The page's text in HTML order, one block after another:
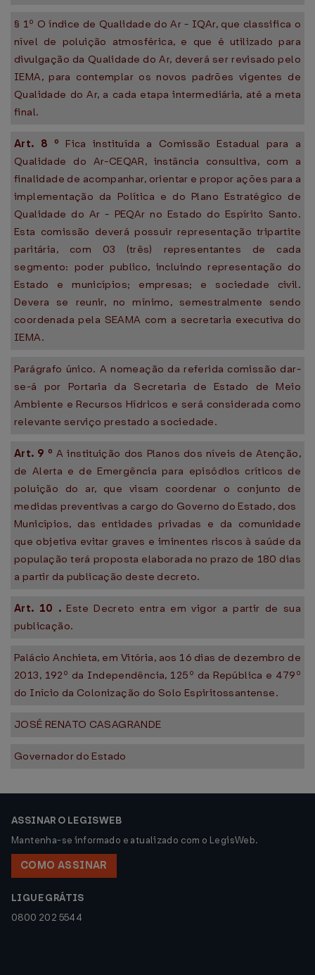
§ 1º O índice de Qualidade do Ar - IQAr, que classifica o
nível de poluição atmosférica, e que é utilizado para
divulgação da Qualidade do Ar, deverá ser revisado pelo
IEMA, para contemplar os novos padrões vigentes de
Qualidade do Ar, a cada etapa intermediária, até a meta
final.
Art. 8 º Fica instituída a Comissão Estadual para a
Qualidade do Ar-CEQAR, instância consultiva, com a
finalidade de acompanhar, orientar e propor ações para a
implementação da Política e do Plano Estratégico de
Qualidade do Ar - PEQAr no Estado do Espírito Santo.
Esta comissão deverá possuir representação tripartite
paritária, com 03 (três) representantes de cada
segmento: poder publico, incluindo representação do
Estado e municípios; empresas; e sociedade civil.
Devera se reunir, no mínimo, semestralmente sendo
coordenada pela SEAMA com a secretaria executiva do
IEMA.
Parágrafo único. A nomeação da referida comissão dar-
se-á por Portaria da Secretaria de Estado de Meio
Ambiente e Recursos Hídricos e será considerada como
relevante serviço prestado a sociedade.
Art. 9 ºA instituição dos Planos dos níveis de Atenção,
de Alerta e de Emergência para episódios críticos de
poluição do ar, que visam coordenar o conjunto de
medidas preventivas a cargo do Governo do Estado, dos
Municípios, das entidades privadas e da comunidade
que objetiva evitar graves e iminentes riscos à saúde da
população terá proposta elaborada no prazo de 180 dias
a partir da publicação deste decreto.
Art. 10 . Este Decreto entra em vigor a partir de sua
publicação.
Palácio Anchieta, em Vitória, aos 16 dias de dezembro de
2013, 192º da Independência, 125º da República e 479º
do Início da Colonização do Solo Espiritossantense.
JOSÉ RENATO CASAGRANDE
Governador do Estado
ASSINAR O LEGISWEB
Mantenha-se informado e atualizado com o LegisWeb.
COMO ASSINAR
LIGUE GRÁTIS
0800 202 5544